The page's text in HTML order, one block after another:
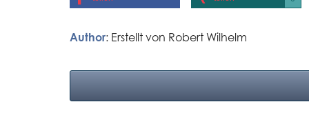
Author: Erstellt von Robert Wilhelm